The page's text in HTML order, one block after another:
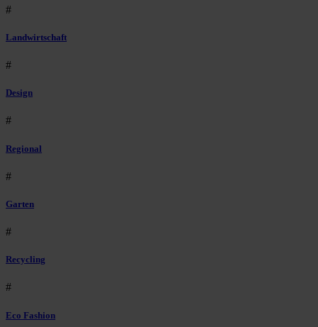
#
Landwirtschaft
#
Design
#
Regional
#
Garten
#
Recycling
#
Eco Fashion